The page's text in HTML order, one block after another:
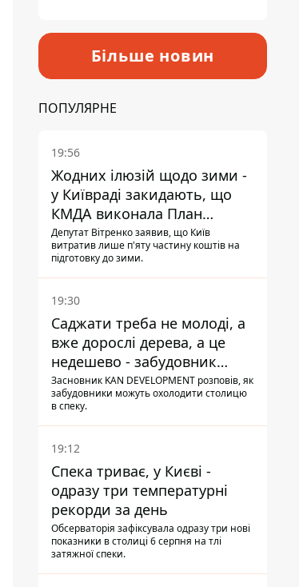
Більше новин
ПОПУЛЯРНЕ
19:56
Жодних ілюзій щодо зими -
у Київраді закидають, що
КМДА виконала План
стійкості на 20%
Депутат Вітренко заявив, що Київ
витратив лише п'яту частину коштів на
підготовку до зими.
19:30
Саджати треба не молоді, а
вже дорослі дерева, а це
недешево - забудовник
Ніконов
Засновник KAN DEVELOPMENT розповів, як
забудовники можуть охолодити столицю
в спеку.
19:12
Спека триває, у Києві -
одразу три температурні
рекорди за день
Обсерваторія зафіксувала одразу три нові
показники в столиці 6 серпня на тлі
затяжної спеки.